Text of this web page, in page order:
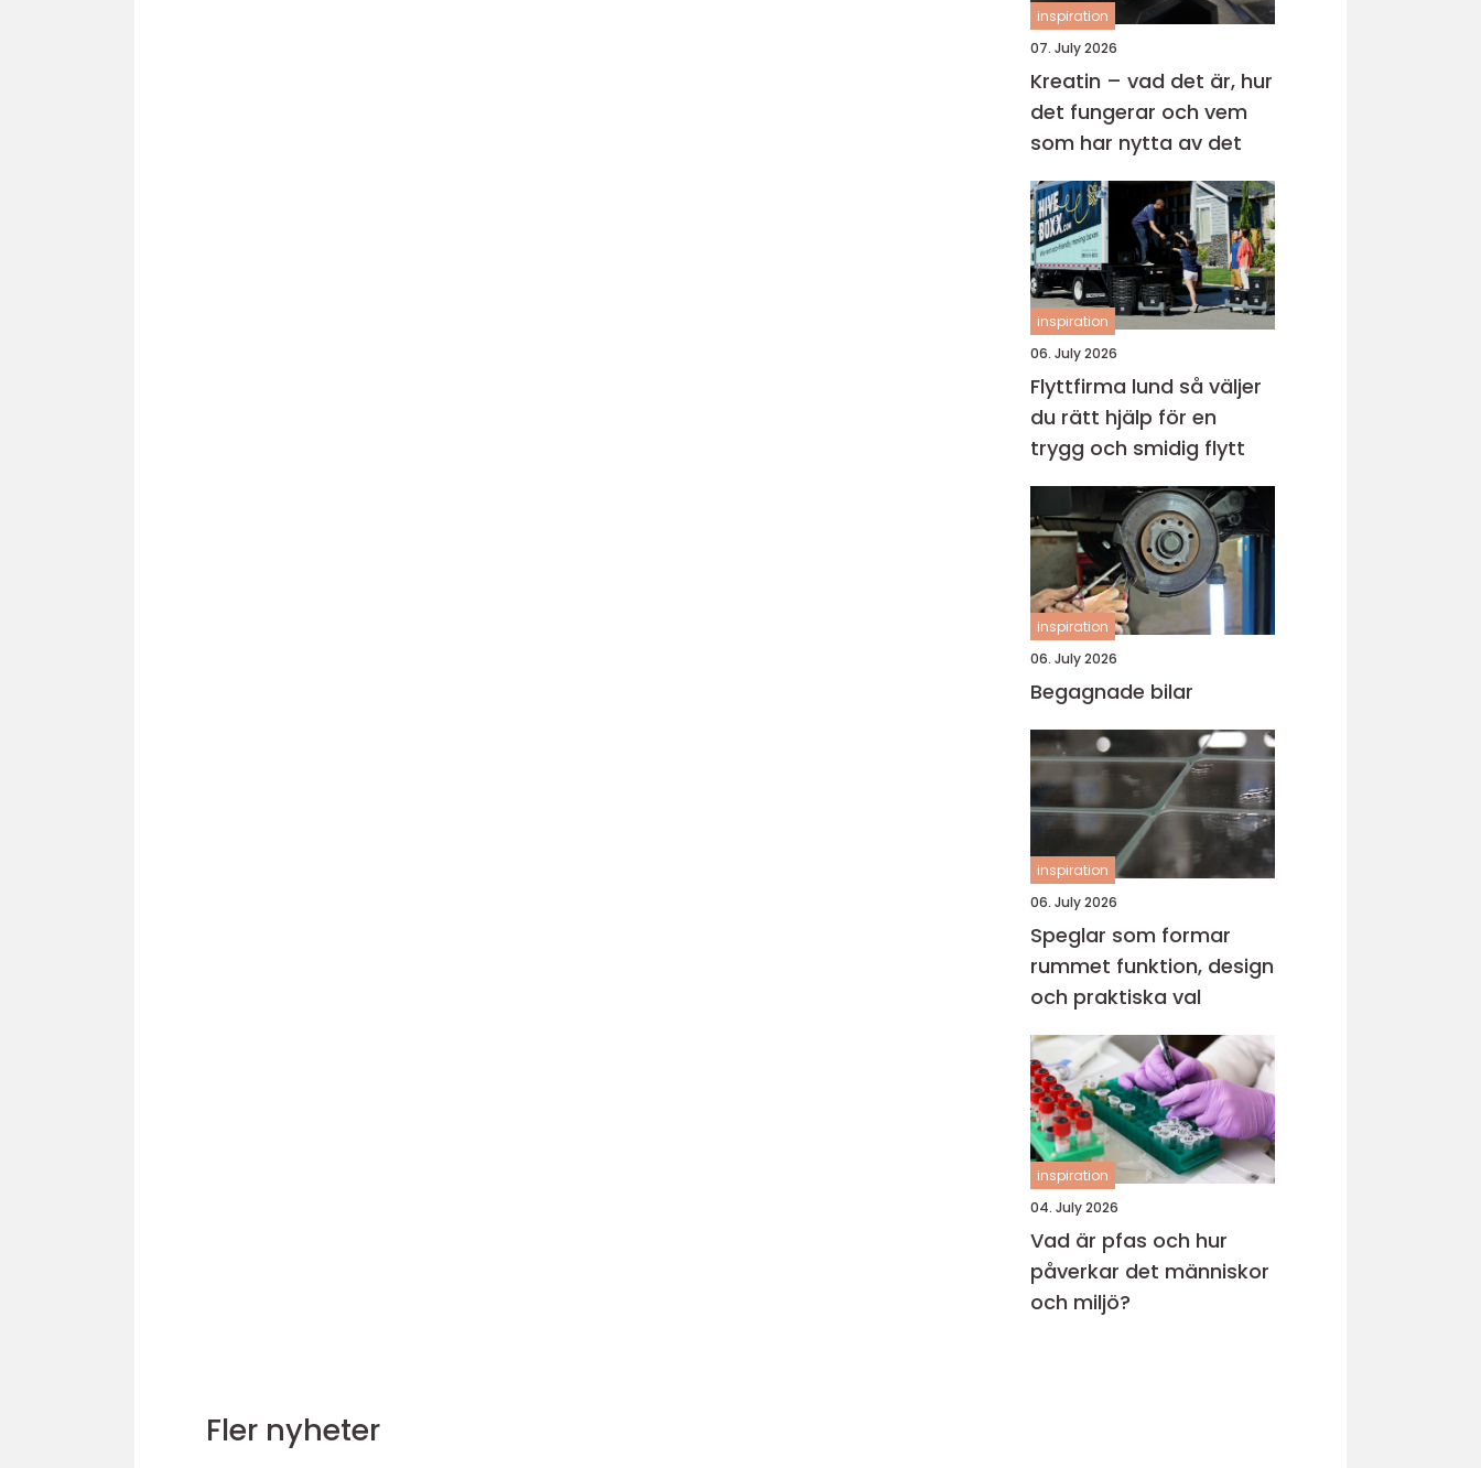
inspiration
07. July 2026
Kreatin – vad det är, hur
det fungerar och vem
som har nytta av det
inspiration
06. July 2026
Flyttfirma lund så väljer
du rätt hjälp för en
trygg och smidig flytt
inspiration
06. July 2026
Begagnade bilar
inspiration
06. July 2026
Speglar som formar
rummet funktion, design
och praktiska val
inspiration
04. July 2026
Vad är pfas och hur
påverkar det människor
och miljö?
Fler nyheter